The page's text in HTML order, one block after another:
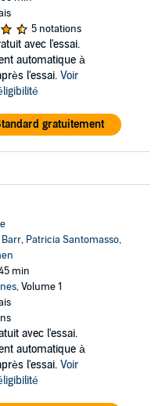
5 notations
avec l'essai.
automatique à
l'essai. Voir
gratuitement
, Patricia Santomasso,
min
, Volume 1
avec l'essai.
automatique à
l'essai. Voir